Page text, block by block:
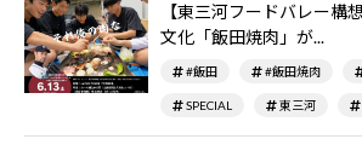
【東三河フードバレー構
文化「飯田焼肉」が...
#飯田 #飯田焼肉
SPECIAL 東三河